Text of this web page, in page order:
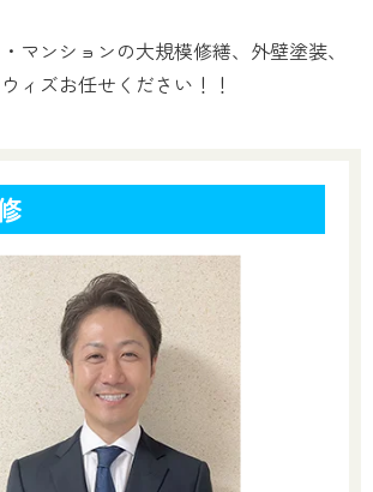
マンションの大規模修繕、外壁塗装、
ィズお任せください！！